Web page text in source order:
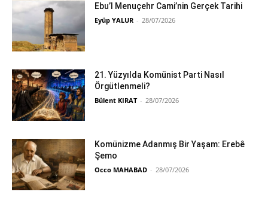
Ebu’l Menuçehr Cami’nin Gerçek Tarihi
Eyüp YALUR - 28/07/2026
21. Yüzyılda Komünist Parti Nasıl
Örgütlenmeli?
Bülent KIRAT - 28/07/2026
Komünizme Adanmış Bir Yaşam: Erebê
Şemo
Occo MAHABAD - 28/07/2026